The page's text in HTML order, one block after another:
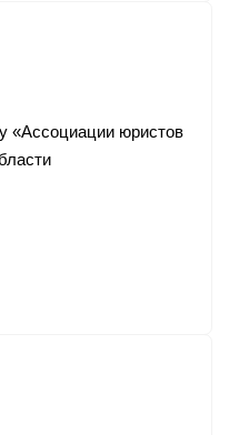
«Ассоциации юристов